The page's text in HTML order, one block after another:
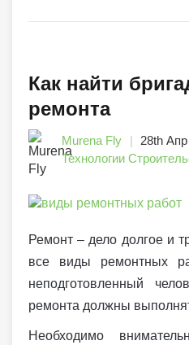
Как найти
ремонта
Murena Fly
28th
Технологии
Ремонт – дело долгое и
все виды ремонтных
неподготовленный
ремонта должны
Необходимо